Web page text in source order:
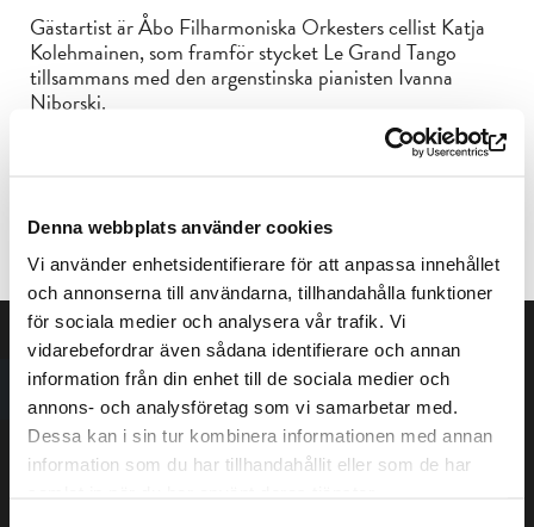
Denna webbplats använder cookies
Vi använder enhetsidentifierare för att anpassa innehållet
och annonserna till användarna, tillhandahålla funktioner
för sociala medier och analysera vår trafik. Vi
vidarebefordrar även sådana identifierare och annan
information från din enhet till de sociala medier och
annons- och analysföretag som vi samarbetar med.
Dessa kan i sin tur kombinera informationen med annan
information som du har tillhandahållit eller som de har
Gästartist är Åbo Filharmoniska Orkesters cellist Katja
Kolehmainen, som framför stycket Le Grand Tango
tillsammans med den argenstinska pianisten Ivanna
Niborski.
Biljetter 20/10€ vid dörren (kontant eller MobilePay)
eller på förhand, före 25.9 via: musicaurinko@gmail.fi